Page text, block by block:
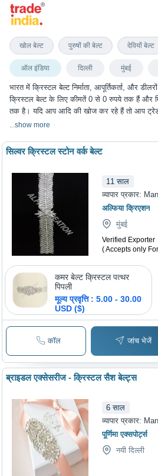
भारत में क्रिस्टल बेल्ट निर्माता, आपूर्तिकर्ता, और
क्रिस्टल बेल्ट के लिए कीमतें 0 से 0 रुपये तक हैं और
तक है। यदि आप आदि की खोज कर रहे हैं तो आप
अच्छा विकल्प चुन सकते हैं। हम विभिन्न शहरों में
...show more
ऑल इंडिया दिल्ली मुंबई
सिल्वर क्रिस्टल स्टोन वर्क बेल्ट
11 साल
व्यापार प्रकार:
अल्फिया क्रिएशन
मुंबई
Verified Exporter
( Accepts only
कमर बेल्ट क्रिस्टल पत्थर
पिपली
मूल्य प्रवृत्ति : 5.00 - 30.00
USD ($)
कॉल जांच भेजें
ब्राइडल एक्सेसरीज - क्रिस्टल सैश बेल्ट्स
6 साल
व्यापार प्रकार:
पूर्णिमा एक्सपोर्ट्स
नयी दिल्ली
खोल बेल्ट पुरुषों की बेल्ट देवियों बेल्ट